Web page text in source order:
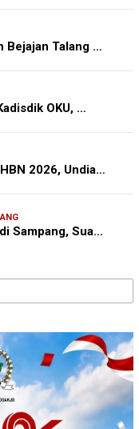
Bejajan Talang …
OKU, …
2026, Undia…
Sampang, Sua…